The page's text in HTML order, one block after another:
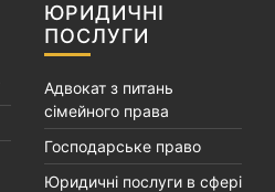
ЮРИДИЧНІ
ПОСЛУГИ
Адвокат з питань
сімейного права
Господарське право
Юридичні послуги в сфері